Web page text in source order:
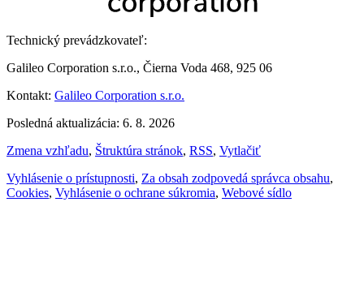
Technický prevádzkovateľ:
Galileo Corporation s.r.o., Čierna Voda 468, 925 06
Kontakt: Galileo Corporation s.r.o.
Posledná aktualizácia: 6. 8. 2026
Zmena vzhľadu, Štruktúra stránok, RSS, Vytlačiť
Vyhlásenie o prístupnosti, Za obsah zodpovedá správca obsahu,
Cookies, Vyhlásenie o ochrane súkromia, Webové sídlo